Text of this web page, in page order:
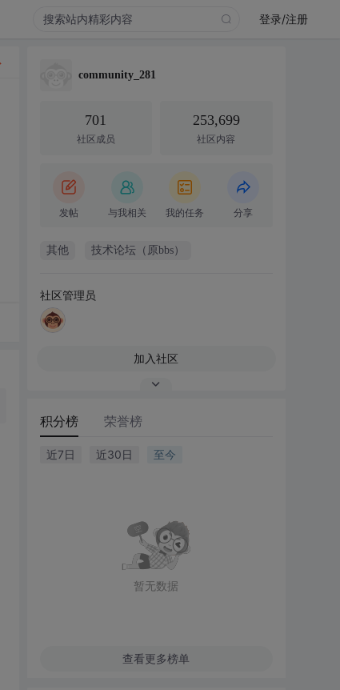
登录/注册
community_281
701
社区成员
253,699
社区内容
发帖 与我相关 我的任务 分享
其他 技术论坛（原bbs）
社区管理员
加入社区
积分榜 荣誉榜
近7日 近30日 至今
暂无数据
查看更多榜单